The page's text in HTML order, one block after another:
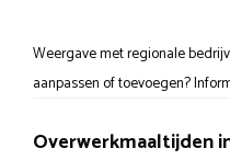
Weergave met regionale
aanpassen of toevoegen?
Overwerkmaaltijden